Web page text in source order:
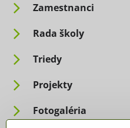
Zamestnanci
Rada školy
Triedy
Projekty
Fotogaléria